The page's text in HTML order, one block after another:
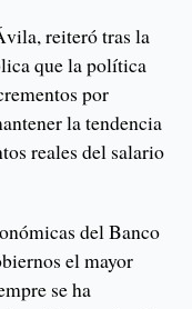
reiteró tras la
que la política
por
la tendencia
reales del salario
del Banco
el mayor
se ha